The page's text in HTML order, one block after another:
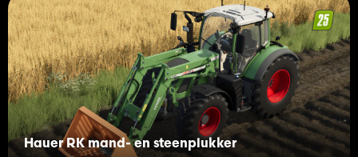
Hauer RK mand- en steenplukker